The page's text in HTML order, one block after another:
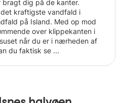
bragt dig på de kanter.
kraftigste vandfald i
på Island. Med op mod
over klippekanten i
når du er i nærheden af
du faktisk se ...